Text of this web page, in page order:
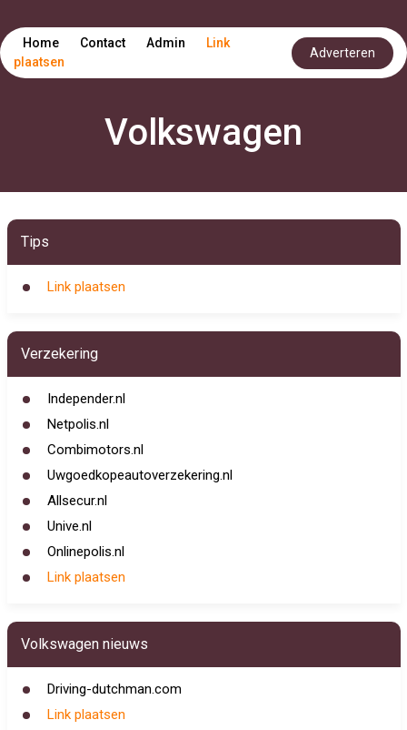
Home Contact Admin
Link
plaatsen
Adverteren
Volkswagen
Tips
Link plaatsen
Verzekering
Independer.nl
Netpolis.nl
Combimotors.nl
Uwgoedkopeautoverzekering.nl
Allsecur.nl
Unive.nl
Onlinepolis.nl
Link plaatsen
Volkswagen nieuws
Driving-dutchman.com
Link plaatsen